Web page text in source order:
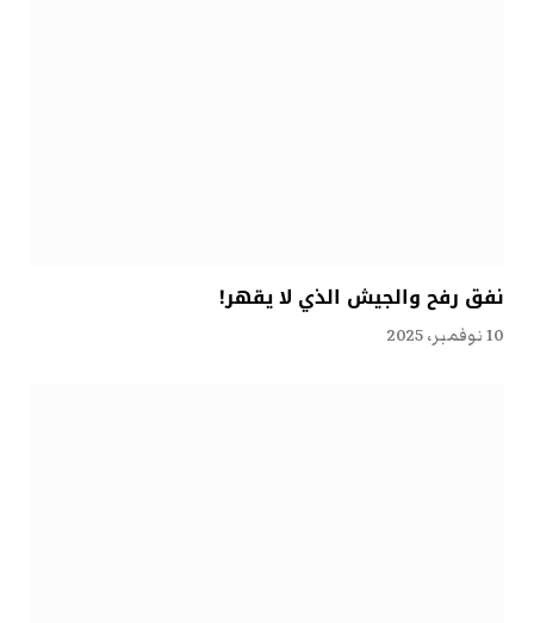
نفق رفح والجيش الذي لا يقهر!
10 نوفمبر، 2025